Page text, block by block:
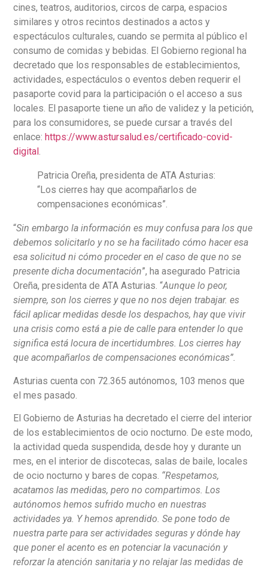
cines, teatros, auditorios, circos de carpa, espacios
similares y otros recintos destinados a actos y
espectáculos culturales, cuando se permita al público el
consumo de comidas y bebidas. El Gobierno regional ha
decretado que los responsables de establecimientos,
actividades, espectáculos o eventos deben requerir el
pasaporte covid para la participación o el acceso a sus
locales. El pasaporte tiene un año de validez y la petición,
para los consumidores, se puede cursar a través del
enlace: https://www.astursalud.es/certificado-covid-
digital.
Patricia Oreña, presidenta de ATA Asturias:
“Los cierres hay que acompañarlos de
compensaciones económicas”.
“Sin embargo la información es muy confusa para los que
debemos solicitarlo y no se ha facilitado cómo hacer esa
esa solicitud ni cómo proceder en el caso de que no se
presente dicha documentación”, ha asegurado Patricia
Oreña, presidenta de ATA Asturias. “Aunque lo peor,
siempre, son los cierres y que no nos dejen trabajar. es
fácil aplicar medidas desde los despachos, hay que vivir
una crisis como está a pie de calle para entender lo que
significa está locura de incertidumbres. Los cierres hay
que acompañarlos de compensaciones económicas”.
Asturias cuenta con 72.365 autónomos, 103 menos que
el mes pasado.
El Gobierno de Asturias ha decretado el cierre del interior
de los establecimientos de ocio nocturno. De este modo,
la actividad queda suspendida, desde hoy y durante un
mes, en el interior de discotecas, salas de baile, locales
de ocio nocturno y bares de copas. “Respetamos,
acatamos las medidas, pero no compartimos. Los
autónomos hemos sufrido mucho en nuestras
actividades ya. Y hemos aprendido. Se pone todo de
nuestra parte para ser actividades seguras y dónde hay
que poner el acento es en potenciar la vacunación y
reforzar la atención sanitaria y no relajar las medidas de